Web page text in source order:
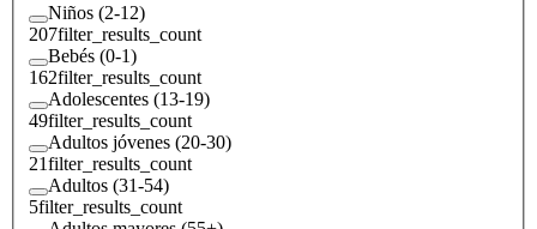
Niños (2-12)
207filter_results_count
Bebés (0-1)
162filter_results_count
Adolescentes (13-19)
49filter_results_count
Adultos jóvenes (20-30)
21filter_results_count
Adultos (31-54)
5filter_results_count